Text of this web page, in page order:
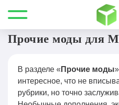
Все для Minecraft
Прочие моды для
В разделе « Прочие моды
интересное, что не
рубрики, но точно